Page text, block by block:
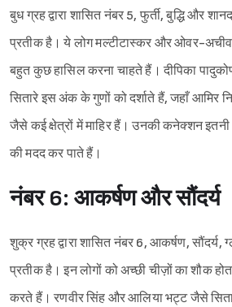
बुध ग्रह द्वारा शासित नंबर 5, फुर्ती, बुद्धि और
प्रतीक है। ये लोग मल्टीटास्कर और ओवर-
बहुत कुछ हासिल करना चाहते हैं। दीपिका
सितारे इस अंक के गुणों को दर्शाते हैं, जहाँ आमिर
जैसे कई क्षेत्रों में माहिर हैं। उनकी कनेक्शन इतनी
की मदद कर पाते हैं।
नंबर 6: आकर्षण और सौंदर्य
शुक्र ग्रह द्वारा शासित नंबर 6, आकर्षण, सौंदर्य,
प्रतीक है। इन लोगों को अच्छी चीज़ों का शौक
करते हैं। रणवीर सिंह और आलिया भट्ट जैसे